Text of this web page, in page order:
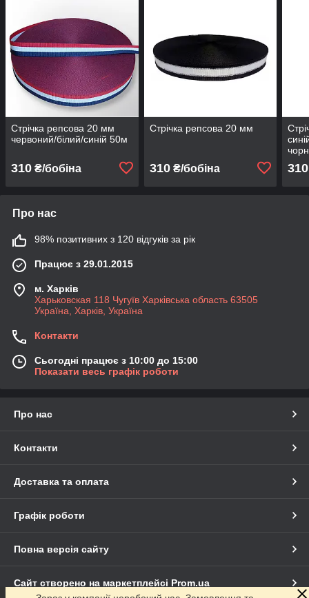
Стрічка репсова 20 мм
червоний/білий/синій 50м
310 ₴/бобіна
Стрічка репсова 20 мм
310₴/бобіна 310
Про нас
98% позитивних з 120 відгуків за рік
Працює з 29.01.2015
м. Харків
Харьковская 118 Чугуїв Харківська область 63505
Україна, Харків, Україна
Контакти
Сьогодні працює з 10:00 до 15:00
Показати весь графік роботи
Про нас
Контакти
Доставка та оплата
Графік роботи
Повна версія сайту
Сайт створено на маркетплейсі Prom.ua